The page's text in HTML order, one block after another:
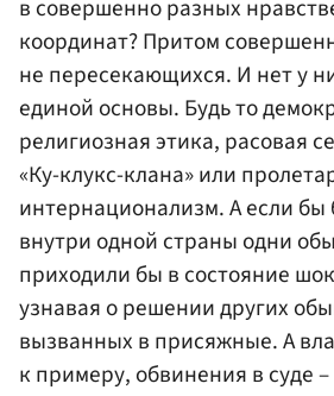
в совершенно разных
координат? Притом
не пересекающихся. И нет у
единой основы. Будь то
религиозная этика, расовая
«Ку-клукс-клана» или
интернационализм. А если бы
внутри одной страны одни
приходили бы в состояние
узнавая о решении других
вызванных в присяжные. А
к примеру, обвинения в суде